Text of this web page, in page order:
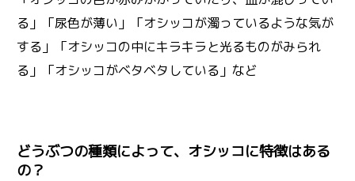
る」「尿色が薄い」「オシッコが濁っているような気が
する」「オシッコの中にキラキラと光るものがみられ
る」「オシッコがベタベタしている」など
どうぶつの種類によって、オシッコに特徴はある
の？